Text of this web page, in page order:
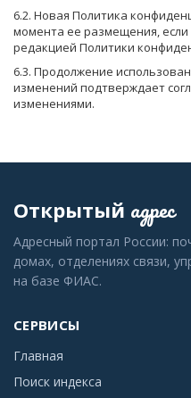
6.2. Новая Политика
момента ее размещения,
редакцией Политики
6.3. Продолжение
изменений подтверждает
изменениями.
Открытый адрес
Адресный портал России:
домах, отделениях связи,
на базе ФИАС.
СЕРВИСЫ
Главная
Поиск индекса